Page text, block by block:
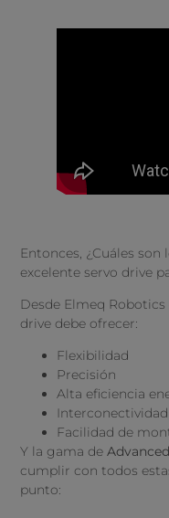
Entonces, ¿Cuáles
excelente servo drive
Desde Elmeq
drive debe ofrecer:
Flexibilidad
Precisión
Alta eficiencia
Interconectividad
Facilidad de
Y la gama de
cumplir con todos
punto: